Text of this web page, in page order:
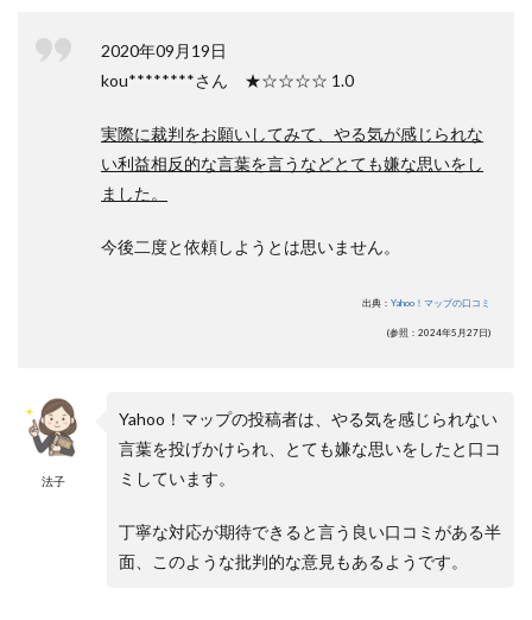
2020年09月19日
kou********さん ★☆☆☆☆ 1.0
実際に裁判をお願いしてみて、やる気が感じられな
い利益相反的な言葉を言うなどとても嫌な思いをし
ました。
今後二度と依頼しようとは思いません。
出典： Yahoo！マップの口コミ
(参照：2024年5月27日)
法子
Yahoo！マップの投稿者は、やる気を感じられない
言葉を投げかけられ、とても嫌な思いをしたと口コ
ミしています。
丁寧な対応が期待できると言う良い口コミがある半
面、このような批判的な意見もあるようです。